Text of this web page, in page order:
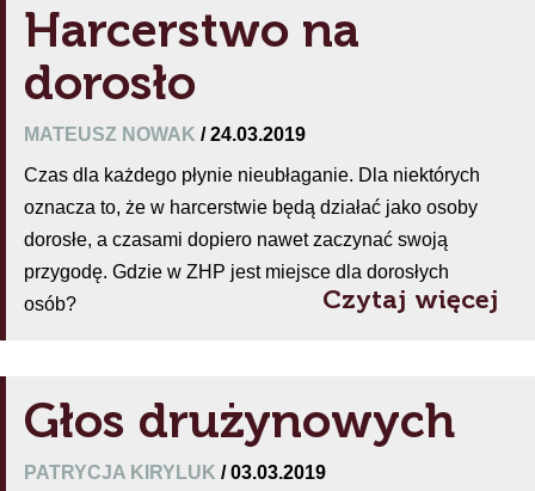
Harcerstwo na
dorosło
MATEUSZ NOWAK / 24.03.2019
Czas dla każdego płynie nieubłaganie. Dla niektórych
oznacza to, że w harcerstwie będą działać jako osoby
dorosłe, a czasami dopiero nawet zaczynać swoją
przygodę. Gdzie w ZHP jest miejsce dla dorosłych
osób?
Czytaj więcej
Głos drużynowych
PATRYCJA KIRYLUK / 03.03.2019